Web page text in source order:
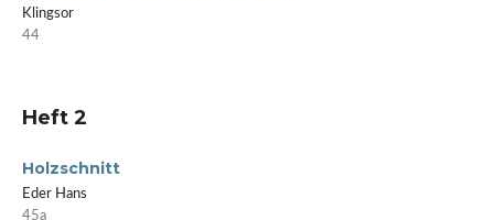
Klingsor
44
Heft 2
Holzschnitt
Eder Hans
45a